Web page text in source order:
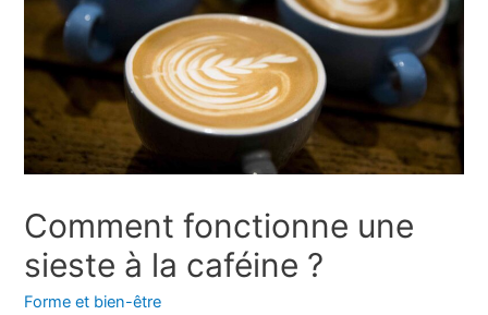
Comment fonctionne une
sieste à la caféine ?
Forme et bien-être